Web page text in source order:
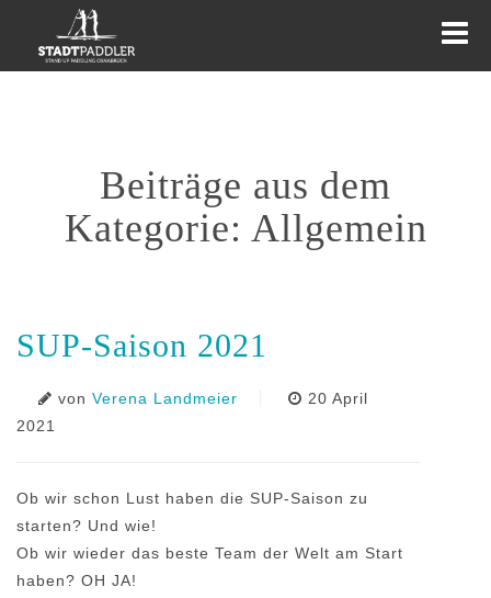
KURSE EVENTS
WEITERES AKTUELLES
Beiträge aus dem
Kategorie: Allgemein
SUP-Saison 2021
von Verena Landmeier
20 April
2021
Ob wir schon Lust haben die SUP-Saison zu
starten? Und wie!
Ob wir wieder das beste Team der Welt am Start
haben? OH JA!